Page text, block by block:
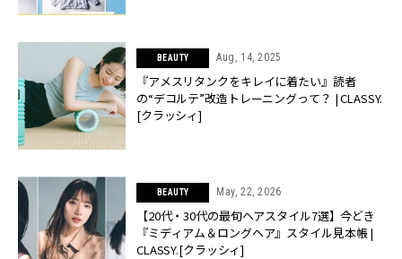
BEAUTY Aug, 14, 2025
『アメスリタンクをキレイに着たい』読者
の“デコルテ”改造トレーニングって？ | CLASSY.
[クラッシィ]
BEAUTY May, 22, 2026
【20代・30代の最旬ヘアスタイル7選】今どき
『ミディアム＆ロングヘア』スタイル見本帳 |
CLASSY.[クラッシィ]